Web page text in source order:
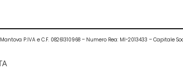
P.IVA e C.F. 08261310968 – Numero Rea: MI-2013433 – Capitale